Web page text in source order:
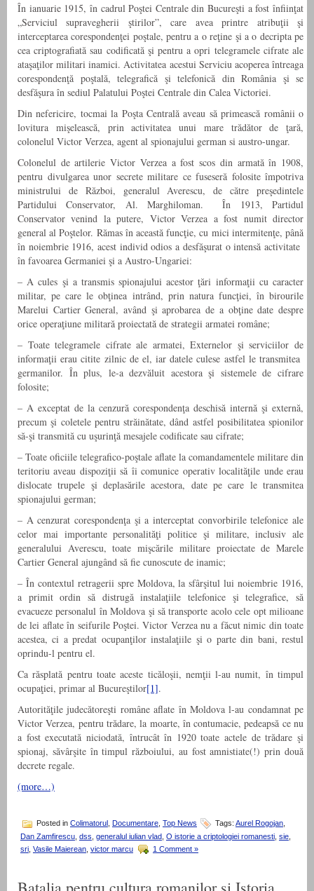
În ianuarie 1915, în cadrul Poştei Centrale din Bucureşti a fost înfiinţat
„Serviciul supravegherii ştirilor”, care avea printre atribuţii şi
interceptarea corespondenţei poştale, pentru a o reţine şi a o decripta pe
cea criptografiată sau codificată şi pentru a opri telegramele cifrate ale
ataşaţilor militari inamici. Activitatea acestui Serviciu acoperea întreaga
corespondenţă poştală, telegrafică şi telefonică din România şi se
desfăşura în sediul Palatului Poştei Centrale din Calea Victoriei.
Din nefericire, tocmai la Poşta Centrală aveau să primească românii o
lovitura mişelească, prin activitatea unui mare trădător de ţară,
colonelul Victor Verzea, agent al spionajului german si austro-ungar.
Colonelul de artilerie Victor Verzea a fost scos din armată în 1908,
pentru divulgarea unor secrete militare ce fuseseră folosite împotriva
ministrului de Război, generalul Averescu, de către preşedintele
Partidului Conservator, Al. Marghiloman. În 1913, Partidul
Conservator venind la putere, Victor Verzea a fost numit director
general al Poştelor. Rămas în această funcţie, cu mici intermitenţe, până
în noiembrie 1916, acest individ odios a desfăşurat o intensă activitate
în favoarea Germaniei şi a Austro-Ungariei:
– A cules şi a transmis spionajului acestor ţări informaţii cu caracter
militar, pe care le obţinea intrând, prin natura funcţiei, în birourile
Marelui Cartier General, având şi aprobarea de a obţine date despre
orice operaţiune militară proiectată de strategii armatei române;
– Toate telegramele cifrate ale armatei, Externelor şi serviciilor de
informaţii erau citite zilnic de el, iar datele culese astfel le transmitea
germanilor. În plus, le-a dezvăluit acestora şi sistemele de cifrare
folosite;
– A exceptat de la cenzură corespondenţa deschisă internă şi externă,
precum şi coletele pentru străinătate, dând astfel posibilitatea spionilor
să-şi transmită cu uşurinţă mesajele codificate sau cifrate;
– Toate oficiile telegrafico-poştale aflate la comandamentele militare din
teritoriu aveau dispoziţii să îi comunice operativ localităţile unde erau
dislocate trupele şi deplasările acestora, date pe care le transmitea
spionajului german;
– A cenzurat corespondenţa şi a interceptat convorbirile telefonice ale
celor mai importante personalităţi politice şi militare, inclusiv ale
generalului Averescu, toate mişcările militare proiectate de Marele
Cartier General ajungând să fie cunoscute de inamic;
– În contextul retragerii spre Moldova, la sfârşitul lui noiembrie 1916,
a primit ordin să distrugă instalaţiile telefonice şi telegrafice, să
evacueze personalul în Moldova şi să transporte acolo cele opt milioane
de lei aflate în seifurile Poştei. Victor Verzea nu a făcut nimic din toate
acestea, ci a predat ocupanţilor instalaţiile şi o parte din bani, restul
oprindu-l pentru el.
Ca răsplată pentru toate aceste ticăloşii, nemţii l-au numit, în timpul
ocupaţiei, primar al Bucureştilor[1].
Autorităţile judecătoreşti române aflate în Moldova l-au condamnat pe
Victor Verzea, pentru trădare, la moarte, în contumacie, pedeapsă ce nu
a fost executată niciodată, întrucât în 1920 toate actele de trădare şi
spionaj, săvârşite în timpul războiului, au fost amnistiate(!) prin două
decrete regale.
(more…)
Posted in Colimatorul Documentare Top News Tags: Aurel Rogojan
Dan Zamfirescu dss generalul iulian vlad O istorie a criptologiei romanesti sie
sri Vasile Maierean victor marcu 1 Comment »
Batalia pentru cultura romanilor si Istoria